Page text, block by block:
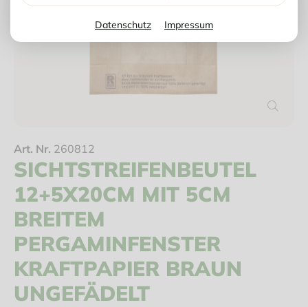
Datenschutz Impressum
Art. Nr. 260812
SICHTSTREIFENBEUTEL
12+5X20CM MIT 5CM
BREITEM
PERGAMINFENSTER
KRAFTPAPIER BRAUN
UNGEFÄDELT